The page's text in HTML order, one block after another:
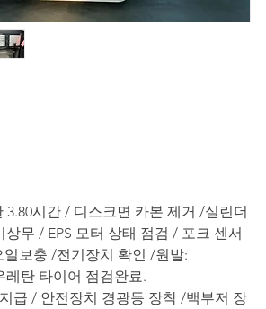
시간 / 디스크면 카본 제거 /실린더
무 / EPS 모터 상태 점검 / 포크 센서
보충 /전기장치 확인 /원발:
레탄 타이어 점검완료.
급 / 안전장치 경광등 장착 /백부저 장